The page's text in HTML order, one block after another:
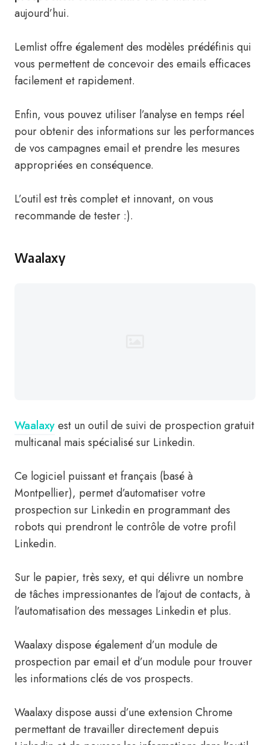
aujourd’hui.
Lemlist offre également des modèles prédéfinis qui
vous permettent de concevoir des emails efficaces
facilement et rapidement.
Enfin, vous pouvez utiliser l’analyse en temps réel
pour obtenir des informations sur les performances
de vos campagnes email et prendre les mesures
appropriées en conséquence.
L’outil est très complet et innovant, on vous
recommande de tester :).
Waalaxy
Waalaxyest un outil de suivi de prospection gratuit
multicanal mais spécialisé sur Linkedin.
Ce logiciel puissant et français (basé à
Montpellier), permet d’automatiser votre
prospection sur Linkedin en programmant des
robots qui prendront le contrôle de votre profil
Linkedin.
Sur le papier, très sexy, et qui délivre un nombre
de tâches impressionantes de l’ajout de contacts, à
l’automatisation des messages Linkedin et plus.
Waalaxy dispose également d’un module de
prospection par email et d’un module pour trouver
les informations clés de vos prospects.
Waalaxy dispose aussi d’une extension Chrome
permettant de travailler directement depuis